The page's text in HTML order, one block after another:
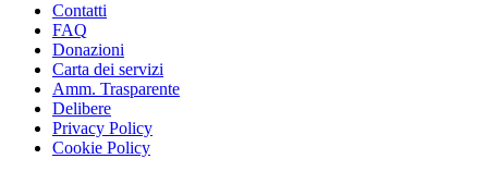
Contatti
FAQ
Donazioni
Carta dei servizi
Amm. Trasparente
Delibere
Privacy Policy
Cookie Policy